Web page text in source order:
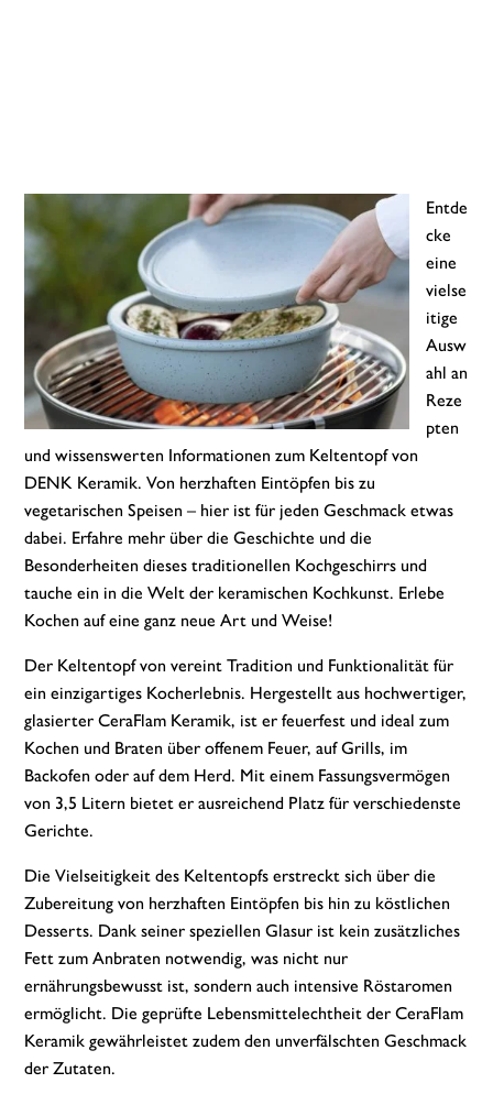
Entde
cke
eine
vielse
itige
Ausw
ahl an
Reze
pten
und wissenswerten Informationen zum Keltentopf von
DENK Keramik. Von herzhaften Eintöpfen bis zu
vegetarischen Speisen – hier ist für jeden Geschmack etwas
dabei. Erfahre mehr über die Geschichte und die
Besonderheiten dieses traditionellen Kochgeschirrs und
tauche ein in die Welt der keramischen Kochkunst. Erlebe
Kochen auf eine ganz neue Art und Weise!
Der Keltentopf von vereint Tradition und Funktionalität für
ein einzigartiges Kocherlebnis. Hergestellt aus hochwertiger,
glasierter CeraFlam Keramik, ist er feuerfest und ideal zum
Kochen und Braten über offenem Feuer, auf Grills, im
Backofen oder auf dem Herd. Mit einem Fassungsvermögen
von 3,5 Litern bietet er ausreichend Platz für verschiedenste
Gerichte.
Die Vielseitigkeit des Keltentopfs erstreckt sich über die
Zubereitung von herzhaften Eintöpfen bis hin zu köstlichen
Desserts. Dank seiner speziellen Glasur ist kein zusätzliches
Fett zum Anbraten notwendig, was nicht nur
ernährungsbewusst ist, sondern auch intensive Röstaromen
ermöglicht. Die geprüfte Lebensmittelechtheit der CeraFlam
Keramik gewährleistet zudem den unverfälschten Geschmack
der Zutaten.